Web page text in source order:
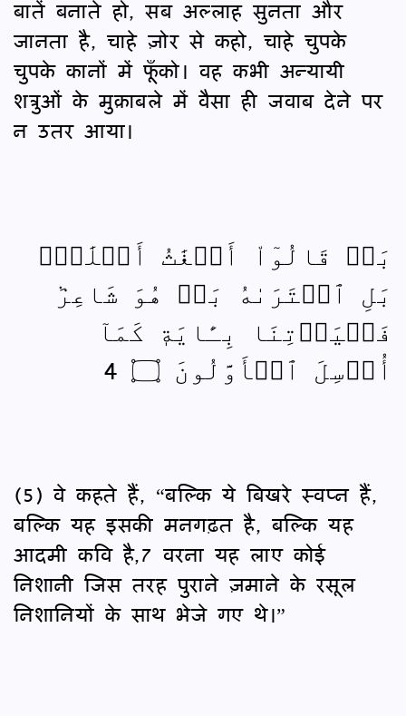
बातें बनाते हो, सब अल्लाह सुनता और
जानता है, चाहे ज़ोर से कहो, चाहे चुपके
चुपके कानों में फूँको। वह कभी अन्यायी
शत्रुओं के मुक़ाबले में वैसा ही जवाब देने पर
न उतर आया।
بَلۡ قَالُوٓاْ أَضۡغَٰثُ أَحۡلَٰمِۭ
بَلِ ٱفۡتَرَىٰهُ بَلۡ هُوَ شَاعِرٞ
فَلۡيَأۡتِنَا بِـَٔايَةٖ كَمَآ
أُرۡسِلَ ٱلۡأَوَّلُونَ ۝ 4
(5) वे कहते हैं, “बल्कि ये बिखरे स्वप्न हैं,
बल्कि यह इसकी मनगढ़त है, बल्कि यह
आदमी कवि है,7 वरना यह लाए कोई
निशानी जिस तरह पुराने ज़माने के रसूल
निशानियों के साथ भेजे गए थे।”